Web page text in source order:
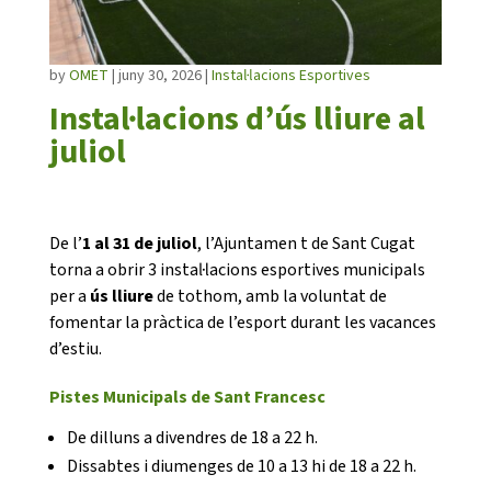
Instal·lacions d’ús lliure al
juliol
byOMET | juny 30, 2026| Instal·lacions Esportives
De l’1 al 31 de juliol, l’Ajuntamen t de Sant Cugat
torna a obrir 3 instal·lacions esportives municipals
per a ús lliurede tothom, amb la voluntat de
fomentar la pràctica de l’esport durant les vacances
d’estiu.
Pistes Municipals de Sant Francesc
De dilluns a divendres de 18 a 22 h.
Dissabtes i diumenges de 10 a 13 hi de 18 a 22 h.
FORMACIÓ
CASES DE COLÒNIES
ACCIÓ SOCIAL I JOVES
SUPORT TERCER SECTOR